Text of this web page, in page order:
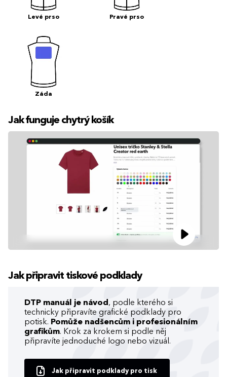
Levé prso Pravé prso
Záda
Jak funguje chytrý košík
Jak připravit tiskové podklady
DTP manuál je návod , podle kterého si
technicky připravíte grafické podklady pro
potisk. Pomůže nadšencům i profesionálním
grafikům. Krok za krokem si podle něj
připravíte jednoduché logo nebo vizuál.
Jak připravit podklady pro tisk